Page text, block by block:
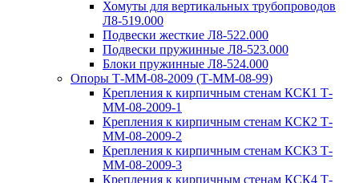
Хомуты для вертикальных трубопроводов
Л8-519.000
Подвески жесткие Л8-522.000
Подвески пружинные Л8-523.000
Блоки пружинные Л8-524.000
Опоры Т-ММ-08-2009 (Т-ММ-08-99)
Крепления к кирпичным стенам КСК1 Т-
ММ-08-2009-1
Крепления к кирпичным стенам КСК2 Т-
ММ-08-2009-2
Крепления к кирпичным стенам КСК3 Т-
ММ-08-2009-3
Крепления к кирпичным стенам КСК4 Т-